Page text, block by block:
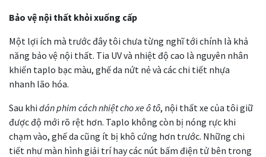
Bảo vệ nội thất khỏi xuống cấp
Một lợi ích mà trước đây tôi chưa từng nghĩ tới chính là khả
năng bảo vệ nội thất. Tia UV và nhiệt độ cao là nguyên nhân
khiến taplo bạc màu, ghế da nứt nẻ và các chi tiết nhựa
nhanh lão hóa.
Sau khi dán phim cách nhiệt cho xe ô tô, nội thất xe của tôi giữ
được độ mới rõ rệt hơn. Taplo không còn bị nóng rực khi
chạm vào, ghế da cũng ít bị khô cứng hơn trước. Những chi
tiết như màn hình giải trí hay các nút bấm điện tử bên trong